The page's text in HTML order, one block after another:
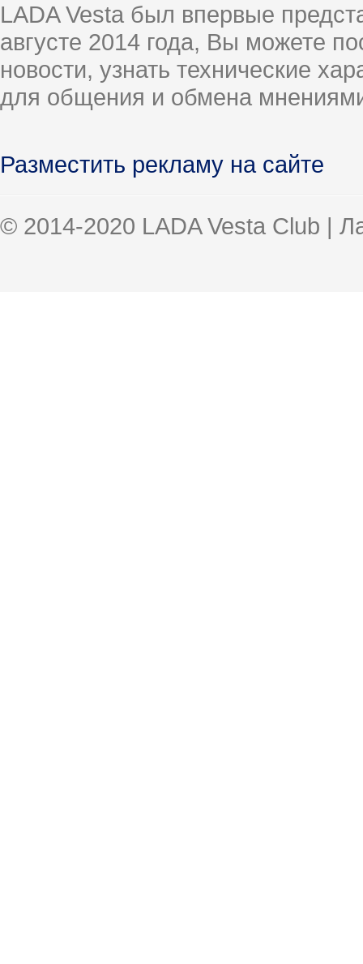
LADA Vesta был впервые
августе 2014 года, Вы можете
новости, узнать технические
для общения и обмена
Разместить рекламу на сайте
© 2014-2020 LADA Vesta Club |